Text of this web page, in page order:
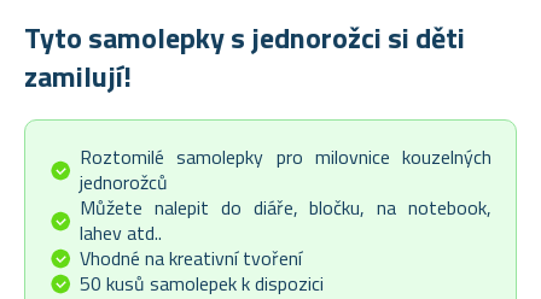
Tyto samolepky s jednorožci si děti
zamilují!
Roztomilé samolepky pro milovnice kouzelných
jednorožců
Můžete nalepit do diáře, bločku, na notebook,
lahev atd..
Vhodné na kreativní tvoření
50 kusů samolepek k dispozici